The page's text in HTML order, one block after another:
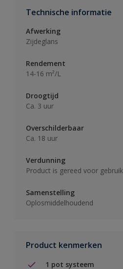
Technische informatie
Afwerking
Zijdeglans
Rendement
14-16 m²/L
Droogtijd
Ca. 3 uur
Overschilderbaar
Ca. 18 uur
Verdunning
Product is gereed voor gebruik
Samenstelling
Oplosmiddelhoudend
Product kenmerken
1 pot systeem